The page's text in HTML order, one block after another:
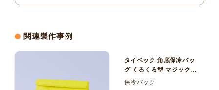
関連製作事例
タイベック 角底保冷バッ
グ くるくる型 マジックテ
ープ
保冷バッグ